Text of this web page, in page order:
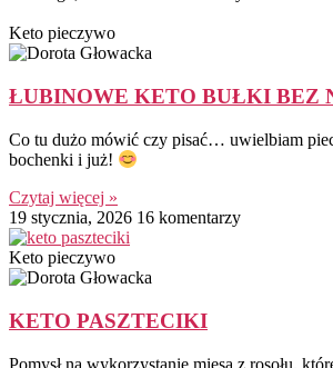
Keto pieczywo
ŁUBINOWE KETO BUŁKI BEZ
Co tu dużo mówić czy pisać… uwielbiam
bochenki i już!
Czytaj więcej »
19 stycznia, 2026 16 komentarzy
Keto pieczywo
KETO PASZTECIKI
Pomysł na wykorzystanie mięsa z rosołu,